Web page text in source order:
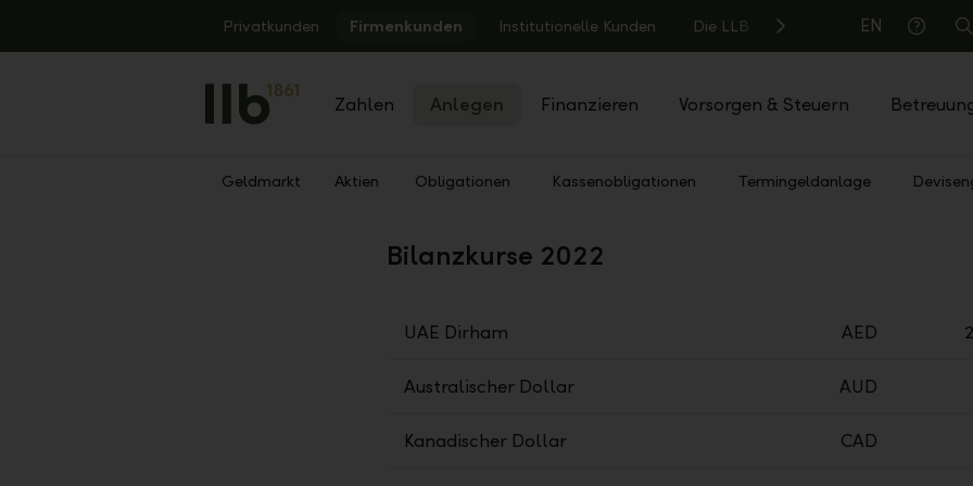
Privatkunden Firmenkunden Institutionelle Kunden Die LLB
EN
Hilfe
Zahlen Anlegen Finanzieren Vorsorgen & Steuern
Geldmarkt Aktien Obligationen Kassenobligationen Termingeldanlage
Bilanzkurse 2022
UAE Dirham AED
Australischer Dollar AUD
Kanadischer Dollar CAD